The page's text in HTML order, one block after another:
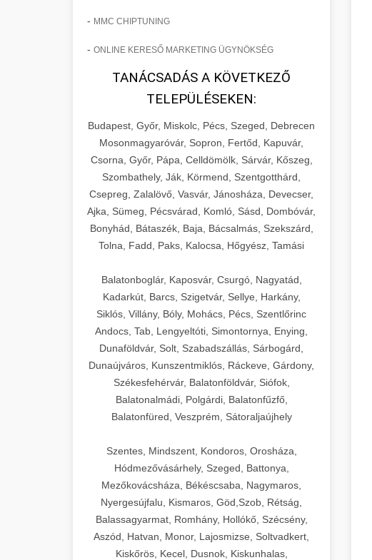
- MMC CHIPTUNING
- ONLINE KERESŐ MARKETING ÜGYNÖKSÉG
TANÁCSADÁS A KÖVETKEZŐ
TELEPÜLÉSEKEN:
Budapest, Győr, Miskolc, Pécs, Szeged, Debrecen
Mosonmagyaróvár, Sopron, Fertőd, Kapuvár,
Csorna, Győr, Pápa, Celldömölk, Sárvár, Kőszeg,
Szombathely, Ják, Körmend, Szentgotthárd,
Csepreg, Zalalövő, Vasvár, Jánosháza, Devecser,
Ajka, Sümeg, Pécsvárad, Komló, Sásd, Dombóvár,
Bonyhád, Bátaszék, Baja, Bácsalmás, Szekszárd,
Tolna, Fadd, Paks, Kalocsa, Hőgyész, Tamási
Balatonboglár, Kaposvár, Csurgó, Nagyatád,
Kadarkút, Barcs, Szigetvár, Sellye, Harkány,
Siklós, Villány, Bóly, Mohács, Pécs, Szentlőrinc
Andocs, Tab, Lengyeltóti, Simontornya, Enying,
Dunaföldvár, Solt, Szabadszállás, Sárbogárd,
Dunaújváros, Kunszentmiklós, Ráckeve, Gárdony,
Székesfehérvár, Balatonföldvár, Siófok,
Balatonalmádi, Polgárdi, Balatonfűzfő,
Balatonfüred, Veszprém, Sátoraljaújhely
Szentes, Mindszent, Kondoros, Orosháza,
Hódmezővásárhely, Szeged, Battonya,
Mezőkovácsháza, Békéscsaba, Nagymaros,
Nyergesújfalu, Kismaros, Göd,Szob, Rétság,
Balassagyarmat, Romhány, Hollókő, Szécsény,
Aszód, Hatvan, Monor, Lajosmizse, Soltvadkert,
Kiskőrös, Kecel, Dusnok, Kiskunhalas,